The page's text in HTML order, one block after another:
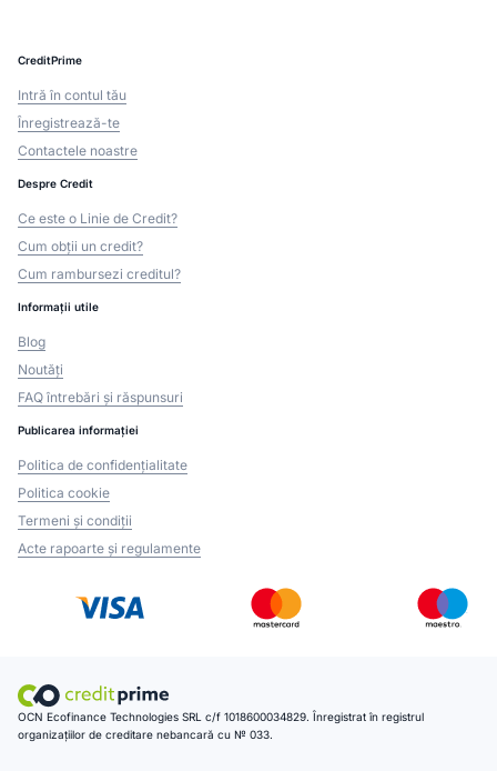
CreditPrime
Intră în contul tău
Înregistrează-te
Contactele noastre
Despre Credit
Ce este o Linie de Credit?
Cum obții un credit?
Cum rambursezi creditul?
Informații utile
Blog
Noutăți
FAQ întrebări și răspunsuri
Publicarea informației
Politica de confidențialitate
Politica cookie
Termeni și condiții
Acte rapoarte și regulamente
OCN Ecofinance Technologies SRL c/f 1018600034829. Înregistrat în registrul
organizațiilor de creditare nebancară cu № 033.